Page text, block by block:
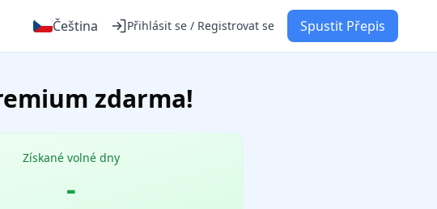
Čeština Přihlásit se / Registrovat se Spustit Přepis
zdarma!
Získané volné dny
-